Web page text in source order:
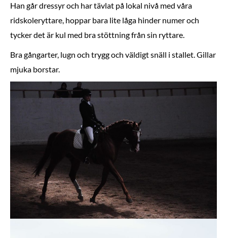
Han går dressyr och har tävlat på lokal nivå med våra
ridskoleryttare, hoppar bara lite låga hinder numer och
tycker det är kul med bra stöttning från sin ryttare.
Bra gångarter, lugn och trygg och väldigt snäll i stallet. Gillar
mjuka borstar.